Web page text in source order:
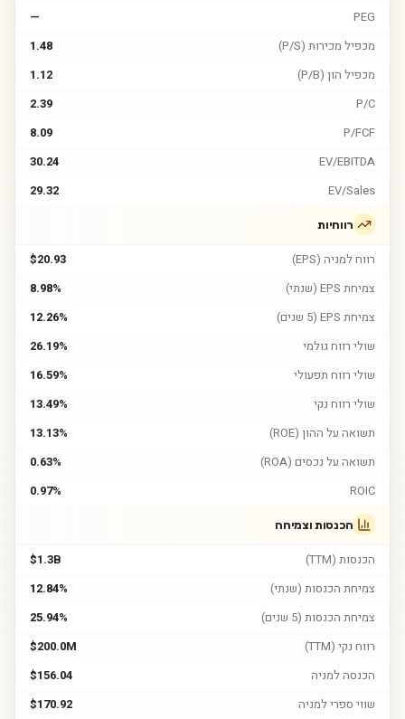
PEG
—
מכפיל מכירות (P/S)
1.48
מכפיל הון (P/B)
1.12
P/C
2.39
P/FCF
8.09
EV/EBITDA
30.24
EV/Sales
29.32
רווחיות
רווח למניה (EPS)
$20.93
צמיחת EPS (שנתי)
8.98%
צמיחת EPS (5 שנים)
12.26%
שולי רווח גולמי
26.19%
שולי רווח תפעולי
16.59%
שולי רווח נקי
13.49%
תשואה על ההון (ROE)
13.13%
תשואה על נכסים (ROA)
0.63%
ROIC
0.97%
הכנסות וצמיחה
הכנסות (TTM)
$1.3B
צמיחת הכנסות (שנתי)
12.84%
צמיחת הכנסות (5 שנים)
25.94%
רווח נקי (TTM)
$200.0M
הכנסה למניה
$156.04
שווי ספרי למניה
$170.92